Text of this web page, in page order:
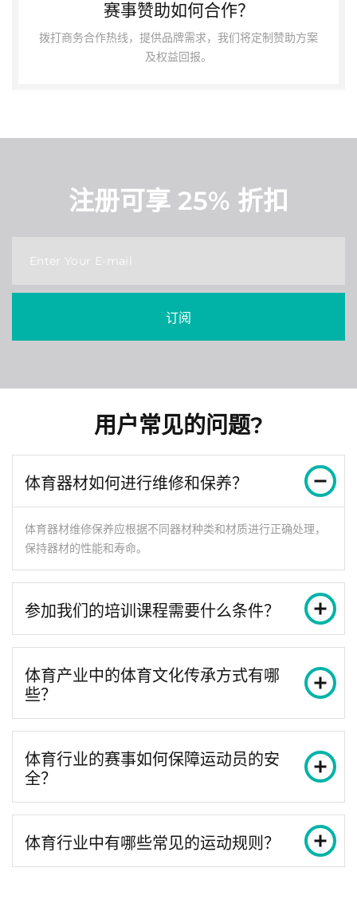
赛事赞助如何合作？
拨打商务合作热线，提供品牌需求，我们将定制赞助方案
及权益回报。
注册可享 25% 折扣
Enter Your E-mail
订阅
用户常见的问题?
体育器材如何进行维修和保养？
体育器材维修保养应根据不同器材种类和材质进行正确处理，
保持器材的性能和寿命。
参加我们的培训课程需要什么条件？
体育产业中的体育文化传承方式有哪
些？
体育行业的赛事如何保障运动员的安
全？
体育行业中有哪些常见的运动规则？